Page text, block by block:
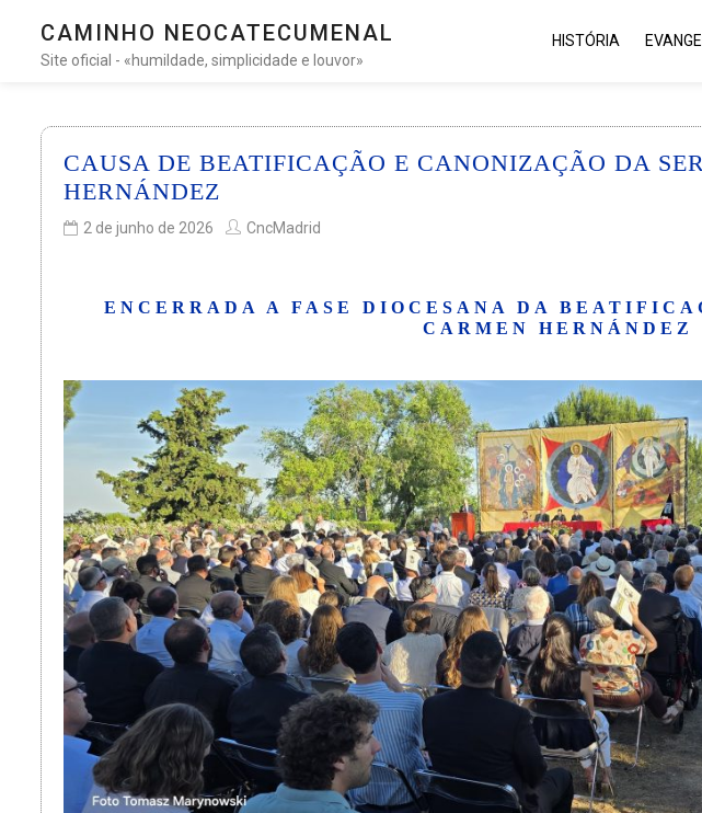
CAMINHO NEOCATECUMENAL
Site oficial - «humildade, simplicidade e louvor»
HISTÓRIA
CAUSA DE BEATIFICAÇÃO E CANONIZAÇÃO DA
HERNÁNDEZ
2 de junho de 2026 CncMadrid
ENCERRADA A FASE DIOCESANA DA
CARMEN HERNÁNDEZ